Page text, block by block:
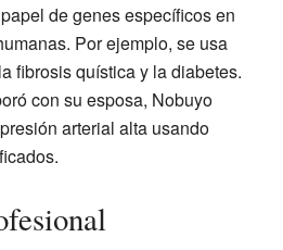
de genes específicos en
Por ejemplo, se usa
fibrosis quística y la diabetes.
con su esposa, Nobuyo
arterial alta usando